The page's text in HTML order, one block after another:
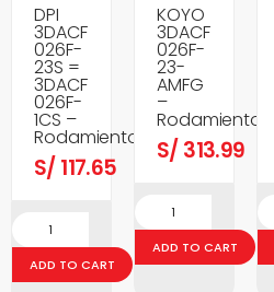
DPI
3DACF
026F-
23S =
3DACF
026F-
1CS –
Rodamientos
S/ 117.65
ADD TO CART
KOYO
3DACF
026F-
23-
AMFG
–
Rodamientos
S/ 313.99
ADD TO CART